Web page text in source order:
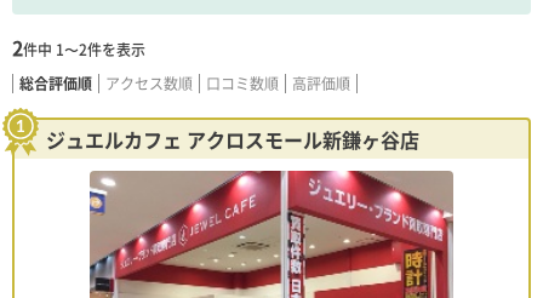
2件中 1〜2件を表示
総合評価順
アクセス数順 口コミ数順 高評価順
ジュエルカフェ アクロスモール新鎌ヶ谷店